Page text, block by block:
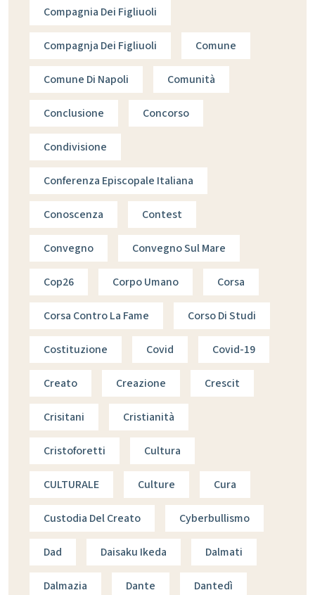
Compagnia Dei Figliuoli
Compagnja Dei Figliuoli Comune
Comune Di Napoli Comunità
Conclusione Concorso
Condivisione
Conferenza Episcopale Italiana
Conoscenza Contest
Convegno Convegno Sul Mare
Cop26 Corpo Umano Corsa
Corsa Contro La Fame Corso Di Studi
Costituzione Covid Covid-19
Creato Creazione Crescit
Crisitani Cristianità
Cristoforetti Cultura
CULTURALE Culture Cura
Custodia Del Creato Cyberbullismo
Dad Daisaku Ikeda Dalmati
Dalmazia Dante Dantedì